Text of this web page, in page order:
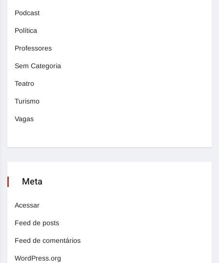
Podcast
Política
Professores
Sem Categoria
Teatro
Turismo
Vagas
Meta
Acessar
Feed de posts
Feed de comentários
WordPress.org